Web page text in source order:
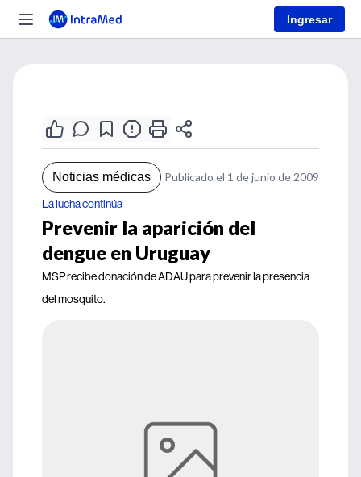
Ingresar
Noticias médicas Publicado el 1 de junio de 2009
La lucha continúa
Prevenir la aparición del
dengue en Uruguay
MSP recibe donación de ADAU para prevenir la presencia
del mosquito.